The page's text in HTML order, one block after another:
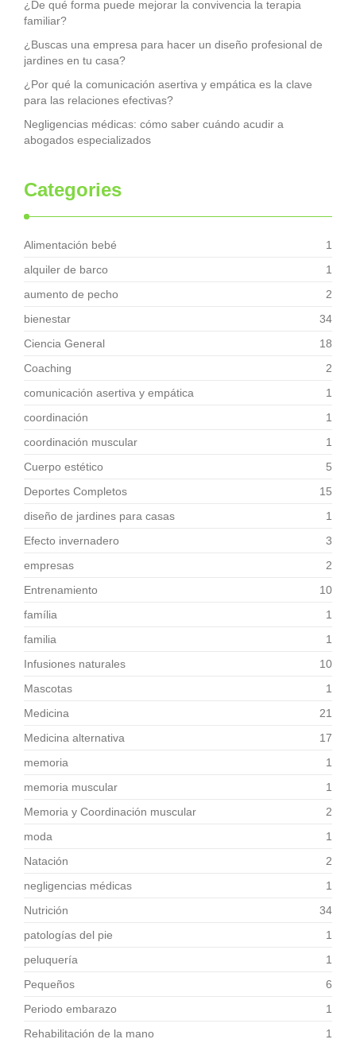
¿De qué forma puede mejorar la convivencia la terapia
familiar?
¿Buscas una empresa para hacer un diseño profesional de
jardines en tu casa?
¿Por qué la comunicación asertiva y empática es la clave
para las relaciones efectivas?
Negligencias médicas: cómo saber cuándo acudir a
abogados especializados
Categories
Alimentación bebé
1
alquiler de barco
1
aumento de pecho
2
bienestar
34
Ciencia General
18
Coaching
2
comunicación asertiva y empática
1
coordinación
1
coordinación muscular
1
Cuerpo estético
5
Deportes Completos
15
diseño de jardines para casas
1
Efecto invernadero
3
empresas
2
Entrenamiento
10
família
1
familia
1
Infusiones naturales
10
Mascotas
1
Medicina
21
Medicina alternativa
17
memoria
1
memoria muscular
1
Memoria y Coordinación muscular
2
moda
1
Natación
2
negligencias médicas
1
Nutrición
34
patologías del pie
1
peluquería
1
Pequeños
6
Periodo embarazo
1
Rehabilitación de la mano
1